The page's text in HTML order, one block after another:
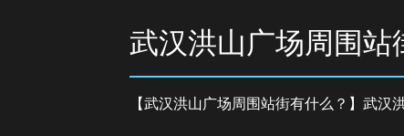
武汉洪山广场周围站
【武汉洪山广场周围站街有什么？】武汉